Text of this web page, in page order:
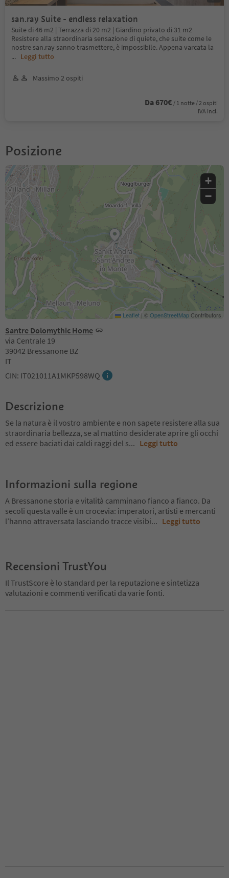
san.ray Suite - endless relaxation
Suite di 46 m2 | Terrazza di 20 m2 | Giardino privato di 31 m2
Resistere alla straordinaria sensazione di quiete, che suite come le
nostre san.ray sanno trasmettere, è impossibile. Appena varcata la
... Leggi tutto
Massimo 2 ospiti
Da 670€ / 1 notte / 2 ospiti
IVA incl.
Posizione
Santre Dolomythic Home
via Centrale 19
39042 Bressanone BZ
IT
CIN: IT021011A1MKP598WQ
+
−
Leaflet | ©OpenStreetMapContributors
Descrizione
Se la natura è il vostro ambiente e non sapete resistere alla sua
straordinaria bellezza, se al mattino desiderate aprire gli occhi
ed essere baciati dai caldi raggi del s... Leggi tutto
Informazioni sulla regione
A Bressanone storia e vitalità camminano fianco a fianco. Da
secoli questa valle è un crocevia: imperatori, artisti e mercanti
l’hanno attraversata lasciando tracce visibi... Leggi tutto
Recensioni TrustYou
Il TrustScore è lo standard per la reputazione e sintetizza
valutazioni e commenti verificati da varie fonti.